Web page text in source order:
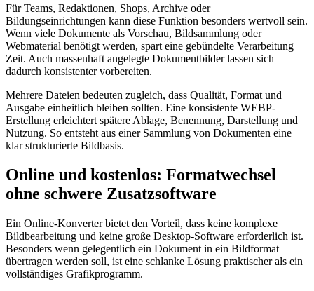
Für Teams, Redaktionen, Shops, Archive oder
Bildungseinrichtungen kann diese Funktion besonders wertvoll sein.
Wenn viele Dokumente als Vorschau, Bildsammlung oder
Webmaterial benötigt werden, spart eine gebündelte Verarbeitung
Zeit. Auch massenhaft angelegte Dokumentbilder lassen sich
dadurch konsistenter vorbereiten.
Mehrere Dateien bedeuten zugleich, dass Qualität, Format und
Ausgabe einheitlich bleiben sollten. Eine konsistente WEBP-
Erstellung erleichtert spätere Ablage, Benennung, Darstellung und
Nutzung. So entsteht aus einer Sammlung von Dokumenten eine
klar strukturierte Bildbasis.
Online und kostenlos: Formatwechsel
ohne schwere Zusatzsoftware
Ein Online-Konverter bietet den Vorteil, dass keine komplexe
Bildbearbeitung und keine große Desktop-Software erforderlich ist.
Besonders wenn gelegentlich ein Dokument in ein Bildformat
übertragen werden soll, ist eine schlanke Lösung praktischer als ein
vollständiges Grafikprogramm.